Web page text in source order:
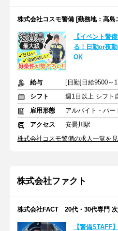
株式会社コスモ警備 [勤務地：高島
【イベント警
る！日勤or夜
OK
給与
シフト
週1日以上 シフト
雇用形態
アルバイト・パー
アクセス
安曇川駅
株式会社コスモ警備の求人一覧を
株式会社ファクト
株式会社FACT 20代・30代専門
【警備STAFF